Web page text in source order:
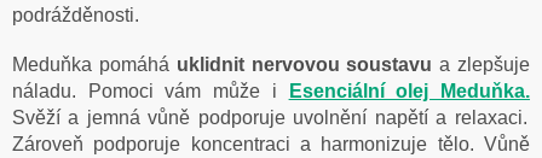
podrážděnosti.
Meduňka pomáhá uklidnit nervovou soustavu a zlepšuje
náladu. Pomoci vám může i
Esenciální olej Meduňka.
Svěží a jemná vůně podporuje uvolnění napětí a relaxaci.
Zároveň podporuje koncentraci a harmonizuje tělo. Vůně